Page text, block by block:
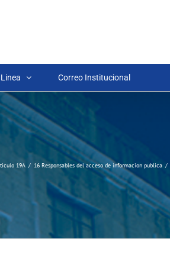
Correo Institucional
19A 16 Responsables del acceso de informacion publica